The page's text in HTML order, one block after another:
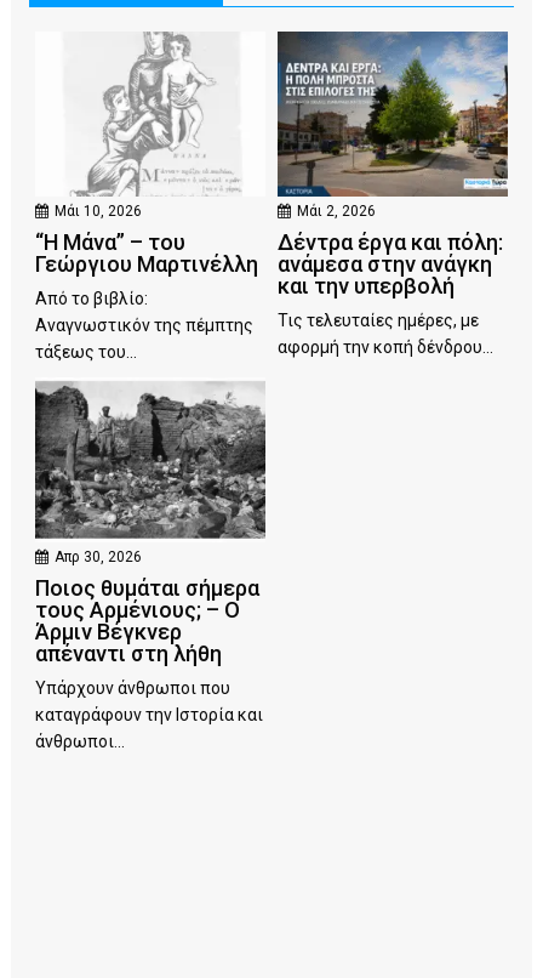
Μάι 10, 2026
“Η Μάνα” – του
Γεώργιου Μαρτινέλλη
Από το βιβλίο:
Αναγνωστικόν της πέμπτης
τάξεως του...
Μάι 2, 2026
Δέντρα έργα και πόλη:
ανάμεσα στην ανάγκη
και την υπερβολή
Τις τελευταίες ημέρες, με
αφορμή την κοπή δένδρου...
Απρ 30, 2026
Ποιος θυμάται σήμερα
τους Αρμένιους; – Ο
Άρμιν Βέγκνερ
απέναντι στη λήθη
Υπάρχουν άνθρωποι που
καταγράφουν την Ιστορία και
άνθρωποι...